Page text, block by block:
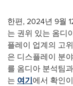
한편, 2024년 9월
는 권위 있는 옴디
플레이 업계의 고
은 디스플레이 분
를 옴디아 분석팀과
는 여기에서 확인이